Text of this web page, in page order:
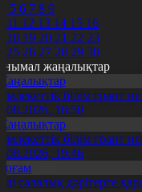
5 6 7 8 9
11 12 13 14 15 16
18 19 20 21 22 23
25 26 27 28 29 30
жаңалықтар
білім грант
16:50
білім грант
19:46
салалық дәрігерге